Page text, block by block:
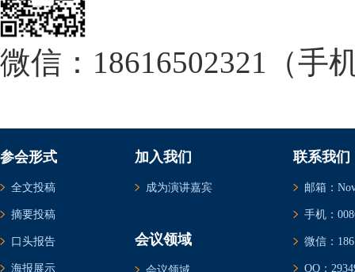
微信：18616502321（手
参会形式
全文投稿
摘要投稿
口头报告
海报展示
加入我们
成为演讲嘉宾
会议领域
联系我们
邮箱：
手机：
微信：
QQ：